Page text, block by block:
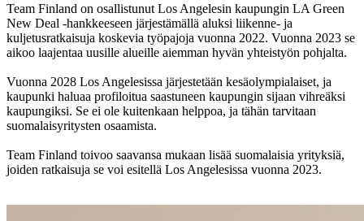
Team Finland on osallistunut Los Angelesin kaupungin LA Green
New Deal -hankkeeseen järjestämällä aluksi liikenne- ja
kuljetusratkaisuja koskevia työpajoja vuonna 2022. Vuonna 2023 se
aikoo laajentaa uusille alueille aiemman hyvän yhteistyön pohjalta.
Vuonna 2028 Los Angelesissa järjestetään kesäolympialaiset, ja
kaupunki haluaa profiloitua saastuneen kaupungin sijaan vihreäksi
kaupungiksi. Se ei ole kuitenkaan helppoa, ja tähän tarvitaan
suomalaisyritysten osaamista.
Team Finland toivoo saavansa mukaan lisää suomalaisia yrityksiä,
joiden ratkaisuja se voi esitellä Los Angelesissa vuonna 2023.